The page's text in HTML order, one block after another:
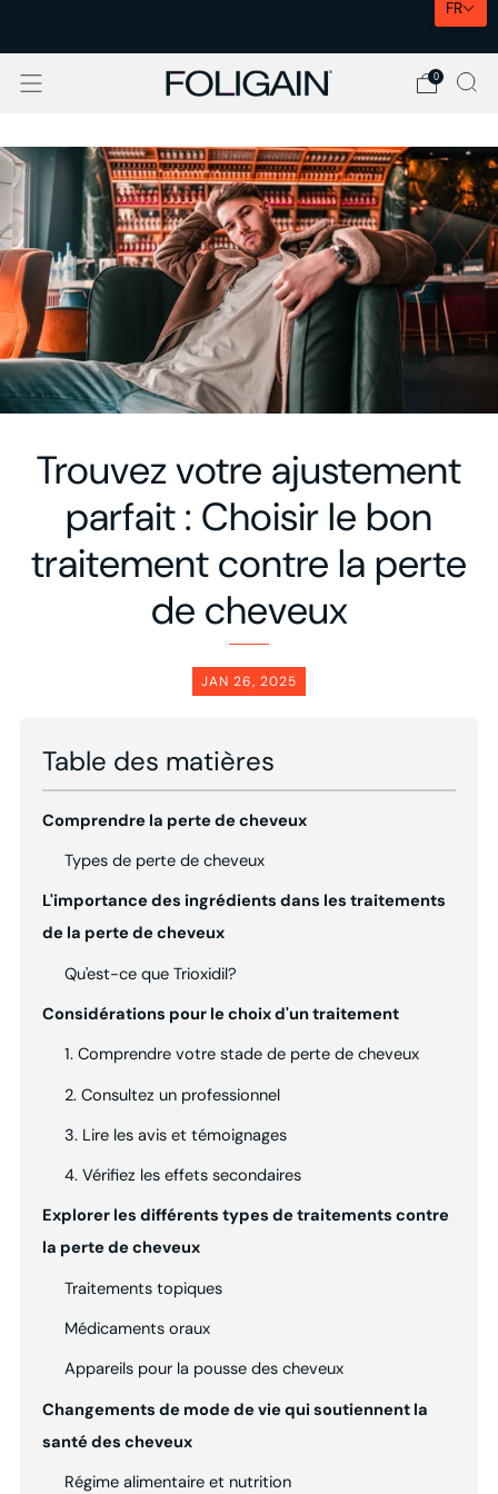
0
Trouvez votre ajustement
parfait : Choisir le bon
traitement contre la perte
de cheveux
JAN 26, 2025
Table des matières
Comprendre la perte de cheveux
Types de perte de cheveux
L'importance des ingrédients dans les traitements
de la perte de cheveux
Qu'est-ce que Trioxidil?
Considérations pour le choix d'un traitement
1. Comprendre votre stade de perte de cheveux
2. Consultez un professionnel
3. Lire les avis et témoignages
4. Vérifiez les effets secondaires
Explorer les différents types de traitements contre
la perte de cheveux
Traitements topiques
Médicaments oraux
Appareils pour la pousse des cheveux
Changements de mode de vie qui soutiennent la
santé des cheveux
Régime alimentaire et nutrition
FR